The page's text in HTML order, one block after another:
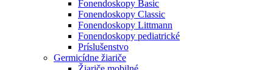
Fonendoskopy Basic
Fonendoskopy Classic
Fonendoskopy Littmann
Fonendoskopy pediatrické
Príslušenstvo
Germicídne žiariče